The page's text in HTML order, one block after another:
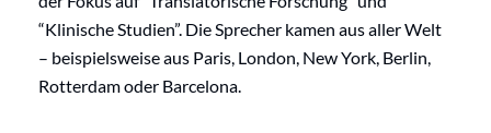
“Klinische Studien”. Die Sprecher kamen aus aller Welt
– beispielsweise aus Paris, London, New York, Berlin,
Rotterdam oder Barcelona.